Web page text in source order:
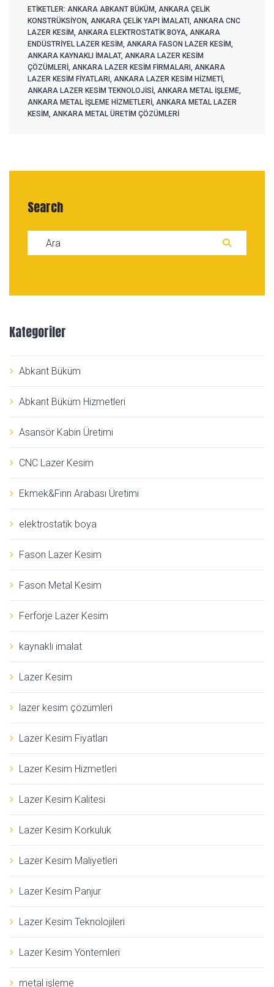
ETIKETLER: ANKARA ABKANT BÜKÜM ANKARA ÇELIK
KONSTRÜKSIYON ANKARA ÇELIK YAPI IMALATI ANKARA CNC
LAZER KESIM ANKARA ELEKTROSTATIK BOYA ANKARA
ENDÜSTRIYEL LAZER KESIM ANKARA FASON LAZER KESIM
ANKARA KAYNAKLI IMALAT, ANKARA LAZER KESIM
ÇÖZÜMLERI ANKARA LAZER KESIM FIRMALARI ANKARA
LAZER KESIM FIYATLARI ANKARA LAZER KESIM HIZMETI
ANKARA LAZER KESIM TEKNOLOJISI ANKARA METAL IŞLEME
ANKARA METAL IŞLEME HIZMETLERI ANKARA METAL LAZER
KESIM ANKARA METAL ÜRETIM ÇÖZÜMLERI
Search
Search for:
Kategoriler
Abkant Büküm
Abkant Büküm Hizmetleri
Asansör Kabin Üretimi
CNC Lazer Kesim
Ekmek&Fırın Arabası Üretimi
elektrostatik boya
Fason Lazer Kesim
Fason Metal Kesim
Ferforje Lazer Kesim
kaynaklı imalat
Lazer Kesim
lazer kesim çözümleri
Lazer Kesim Fiyatları
Lazer Kesim Hizmetleri
Lazer Kesim Kalitesi
Lazer Kesim Korkuluk
Lazer Kesim Maliyetleri
Lazer Kesim Panjur
Lazer Kesim Teknolojileri
Lazer Kesim Yöntemleri
metal işleme